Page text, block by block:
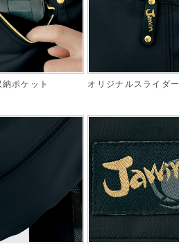
ポケット オリジナルスライダー